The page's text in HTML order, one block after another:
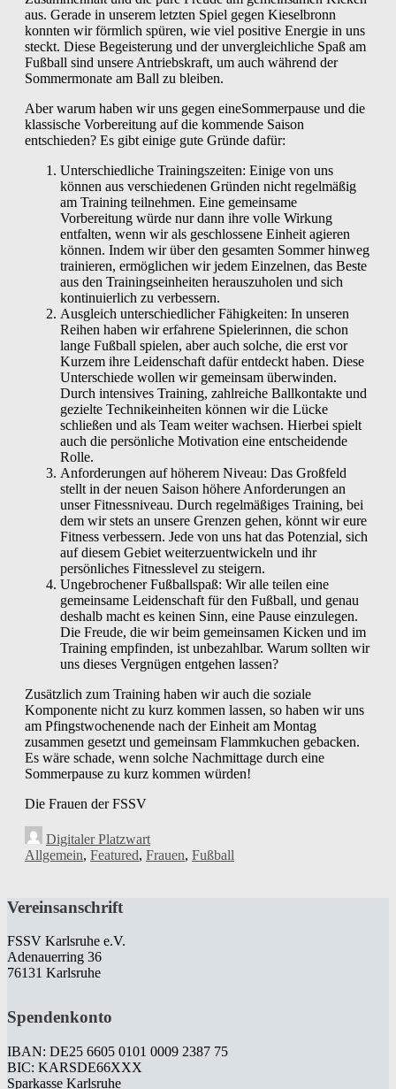
aus. Gerade in unserem letzten Spiel gegen Kieselbronn
konnten wir förmlich spüren, wie viel positive Energie in uns
steckt. Diese Begeisterung und der unvergleichliche Spaß am
Fußball sind unsere Antriebskraft, um auch während der
Sommermonate am Ball zu bleiben.
Aber warum haben wir uns gegen eineSommerpause und die
klassische Vorbereitung auf die kommende Saison
entschieden? Es gibt einige gute Gründe dafür:
Unterschiedliche Trainingszeiten: Einige von uns
können aus verschiedenen Gründen nicht regelmäßig
am Training teilnehmen. Eine gemeinsame
Vorbereitung würde nur dann ihre volle Wirkung
entfalten, wenn wir als geschlossene Einheit agieren
können. Indem wir über den gesamten Sommer hinweg
trainieren, ermöglichen wir jedem Einzelnen, das Beste
aus den Trainingseinheiten herauszuholen und sich
kontinuierlich zu verbessern.
Ausgleich unterschiedlicher Fähigkeiten: In unseren
Reihen haben wir erfahrene Spielerinnen, die schon
lange Fußball spielen, aber auch solche, die erst vor
Kurzem ihre Leidenschaft dafür entdeckt haben. Diese
Unterschiede wollen wir gemeinsam überwinden.
Durch intensives Training, zahlreiche Ballkontakte und
gezielte Technikeinheiten können wir die Lücke
schließen und als Team weiter wachsen. Hierbei spielt
auch die persönliche Motivation eine entscheidende
Rolle.
Anforderungen auf höherem Niveau: Das Großfeld
stellt in der neuen Saison höhere Anforderungen an
unser Fitnessniveau. Durch regelmäßiges Training, bei
dem wir stets an unsere Grenzen gehen, könnt wir eure
Fitness verbessern. Jede von uns hat das Potenzial, sich
auf diesem Gebiet weiterzuentwickeln und ihr
persönliches Fitnesslevel zu steigern.
Ungebrochener Fußballspaß: Wir alle teilen eine
gemeinsame Leidenschaft für den Fußball, und genau
deshalb macht es keinen Sinn, eine Pause einzulegen.
Die Freude, die wir beim gemeinsamen Kicken und im
Training empfinden, ist unbezahlbar. Warum sollten wir
uns dieses Vergnügen entgehen lassen?
Zusätzlich zum Training haben wir auch die soziale
Komponente nicht zu kurz kommen lassen, so haben wir uns
am Pfingstwochenende nach der Einheit am Montag
zusammen gesetzt und gemeinsam Flammkuchen gebacken.
Es wäre schade, wenn solche Nachmittage durch eine
Sommerpause zu kurz kommen würden!
Die Frauen der FSSV
Digitaler Platzwart
Allgemein, Featured, Frauen, Fußball
Vereinsanschrift
FSSV Karlsruhe e.V.
Adenauerring 36
76131 Karlsruhe
Spendenkonto
IBAN: DE25 6605 0101 0009 2387 75
BIC: KARSDE66XXX
Sparkasse Karlsruhe